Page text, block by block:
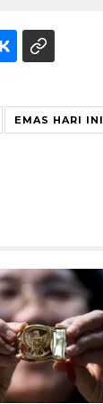
EMAS HARI INI